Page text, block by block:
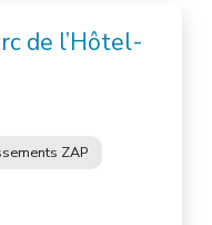
de l’Hôtel-
ZAP